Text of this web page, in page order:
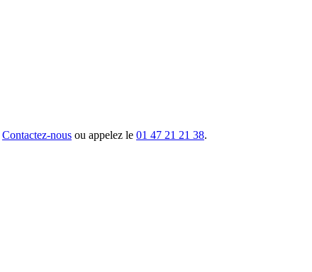
Contactez-nous ou appelez le 01 47 21 21 38.